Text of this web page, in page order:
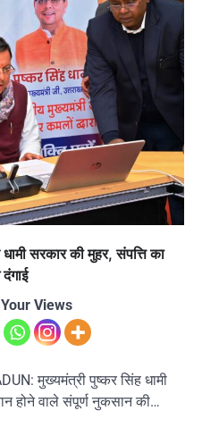
सरकार की मुहर, संपत्ति का
Views
मुख्यमंत्री पुष्कर सिंह धामी
होने वाले संपूर्ण नुकसान की…